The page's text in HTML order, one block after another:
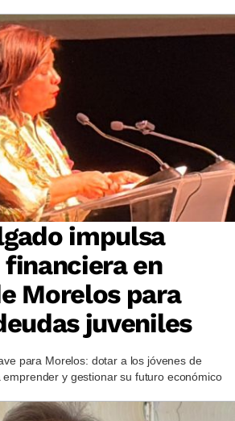
impulsa
en
Morelos para
juveniles
para Morelos: dotar a los jóvenes de
y gestionar su futuro económico